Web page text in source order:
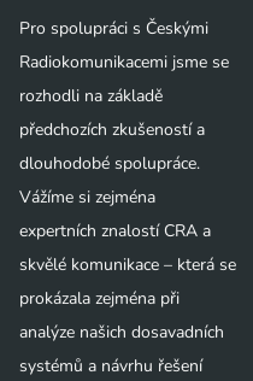
Pro spolupráci s Českými
Radiokomunikacemi jsme se
rozhodli na základě
předchozích zkušeností a
dlouhodobé spolupráce.
Vážíme si zejména
expertních znalostí CRA a
skvělé komunikace – která se
prokázala zejména při
analýze našich dosavadních
systémů a návrhu řešení